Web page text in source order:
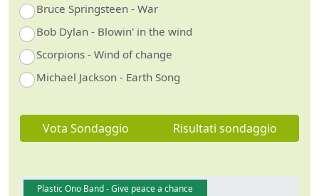
Bruce Springsteen - War
Bob Dylan - Blowin' in the wind
Scorpions - Wind of change
Michael Jackson - Earth Song
Vota Sondaggio Risultati sondaggio
Plastic Ono Band - Give peace a chance